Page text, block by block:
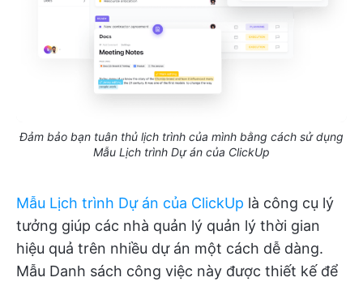
Đảm bảo bạn tuân thủ lịch trình của mình bằng cách sử dụng
Mẫu Lịch trình Dự án của ClickUp
Mẫu Lịch trình Dự án của ClickUp là công cụ lý
tưởng giúp các nhà quản lý quản lý thời gian
hiệu quả trên nhiều dự án một cách dễ dàng.
Mẫu Danh sách công việc này được thiết kế để